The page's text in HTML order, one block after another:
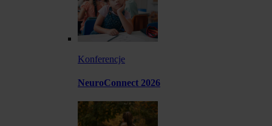
Konferencje
NeuroConnect 2026